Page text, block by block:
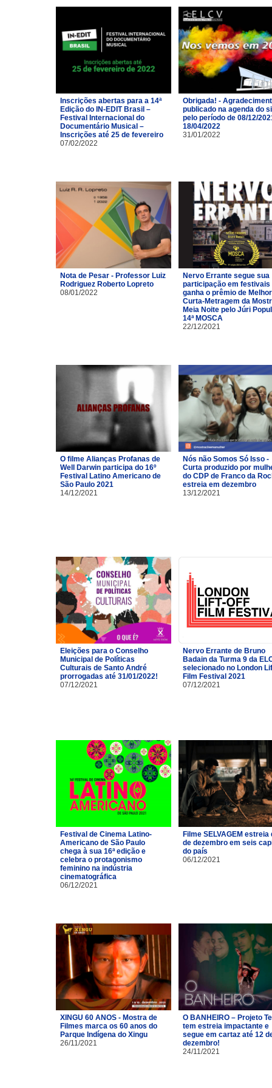
Inscrições abertas para a 14ª
Edição do IN-EDIT Brasil –
Festival Internacional do
Documentário Musical –
Inscrições até 25 de fevereiro
07/02/2022
Obrigada! -
publicado na agenda do
pelo período de 08/12/
18/04/2022
31/01/2022
Nota de Pesar - Professor Luiz
Rodriguez Roberto Lopreto
08/01/2022
Nervo Errante segue sua
participação em festivais
ganha o prêmio de Melhor
Curta-Metragem da
Meia Noite pelo Júri
14ª MOSCA
22/12/2021
O filme Alianças Profanas de
Well Darwin participa do 16º
Festival Latino Americano de
São Paulo 2021
14/12/2021
Nós não Somos Só Isso -
Curta produzido por
do CDP de Franco da
estreia em dezembro
13/12/2021
Eleições para o Conselho
Municipal de Políticas
Culturais de Santo André
prorrogadas até 31/01/2022!
07/12/2021
Nervo Errante de Bruno
Badain da Turma 9 da
selecionado no London
Film Festival 2021
07/12/2021
Festival de Cinema Latino-
Americano de São Paulo
chega à sua 16ª edição e
celebra o protagonismo
feminino na indústria
cinematográfica
06/12/2021
Filme SELVAGEM estreia
de dezembro em seis
do país
06/12/2021
XINGU 60 ANOS - Mostra de
Filmes marca os 60 anos do
Parque Indígena do Xingu
26/11/2021
O BANHEIRO – Projeto
tem estreia impactante e
segue em cartaz até 12
dezembro!
24/11/2021